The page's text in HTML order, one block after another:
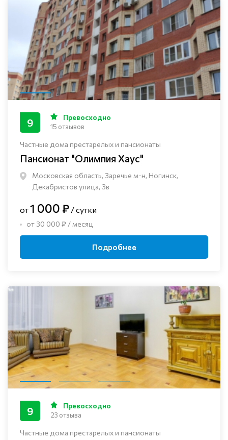
Частные дома престарелых и пансионаты
Пансионат "Олимпия Хаус"
Московская область, Заречье м-н, Ногинск, ​
Декабристов улица, 3в
9 Превосходно
15 отзывов
от1 000 ₽ / сутки
от 30 000 ₽ / месяц
Подробнее
Частные дома престарелых и пансионаты
9 Превосходно
23 отзыва